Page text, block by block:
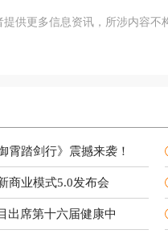
供更多信息资讯，所涉内容
霄踏剑行》震撼来袭！
商业模式5.0发布会
出席第十六届健康中